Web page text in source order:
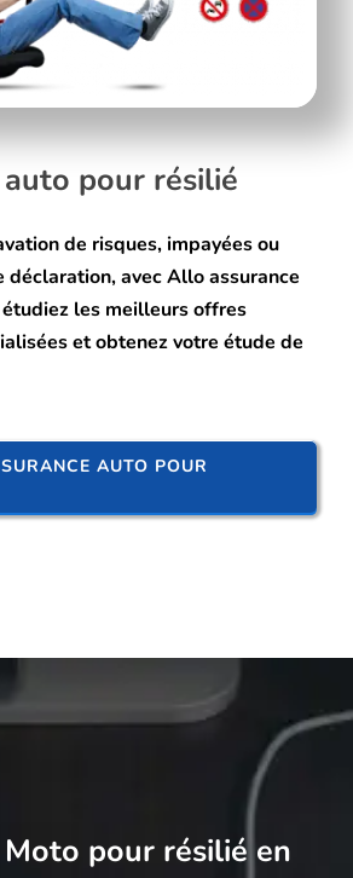
pour résilié
de risques, impayées ou
déclaration, avec Allo assurance
les meilleurs offres
et obtenez votre étude de
AUTO POUR
pour résilié en